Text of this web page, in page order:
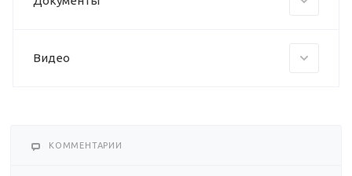
Видео
КОММЕНТАРИИ